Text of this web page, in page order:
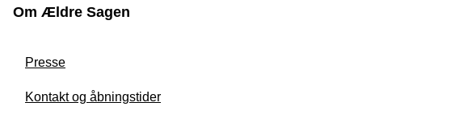
Om Ældre Sagen
Presse
Kontakt og åbningstider